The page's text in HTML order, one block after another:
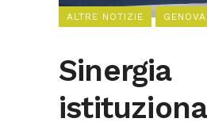
ALTRE NOTIZIE GENOVA
Sinergia